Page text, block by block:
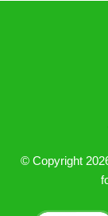
© Copyright